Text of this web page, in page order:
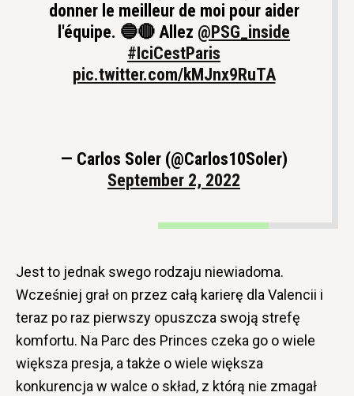
donner le meilleur de moi pour aider
l'équipe. 🔵🔴 Allez @PSG_inside
#IciCestParis
pic.twitter.com/kMJnx9RuTA
— Carlos Soler (@Carlos10Soler)
September 2, 2022
Jest to jednak swego rodzaju niewiadoma.
Wcześniej grał on przez całą karierę dla Valencii i
teraz po raz pierwszy opuszcza swoją strefę
komfortu. Na Parc des Princes czeka go o wiele
większa presja, a także o wiele większa
konkurencja w walce o skład, z którą nie zmagał